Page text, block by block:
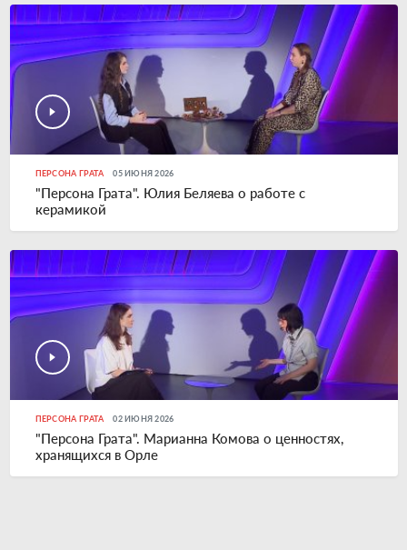
ПЕРСОНА ГРАТА 05 ИЮНЯ 2026
"Персона Грата". Юлия Беляева о работе с
керамикой
ПЕРСОНА ГРАТА 02 ИЮНЯ 2026
"Персона Грата". Марианна Комова о ценностях,
хранящихся в Орле